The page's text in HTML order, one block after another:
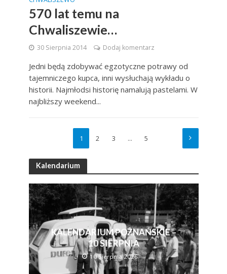
570 lat temu na
Chwaliszewie…
30 Sierpnia 2014 Dodaj komentarz
Jedni będą zdobywać egzotyczne potrawy od
tajemniczego kupca, inni wysłuchają wykładu o
historii. Najmłodsi historię namalują pastelami. W
najbliższy weekend...
1 2 3 … 5
Kalendarium
KALENDARIUM POZNAŃSKIE –
10 SIERPNIA
10 Sierpnia 2026